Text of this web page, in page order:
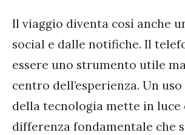
Il viaggio diventa così anche
social e dalle notifiche. Il
essere uno strumento utile
centro dell’esperienza. Un
della tecnologia mette in luce
differenza fondamentale che